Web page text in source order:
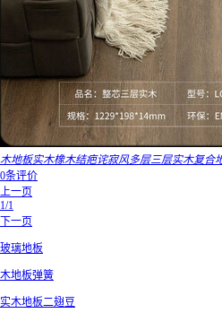
木地板实木橡木结疤诧寂风多层三层实木复合
0条评价
上一页
1/1
下一页
玻璃地板
木地板弹簧
实木地板二翅豆